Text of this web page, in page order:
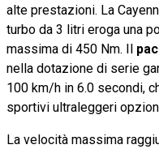
alte prestazioni. La
turbo da 3 litri eroga una
massima di 450 Nm. Il
nella dotazione di serie
100 km/h in 6.0 secondi,
sportivi ultraleggeri
La velocità massima